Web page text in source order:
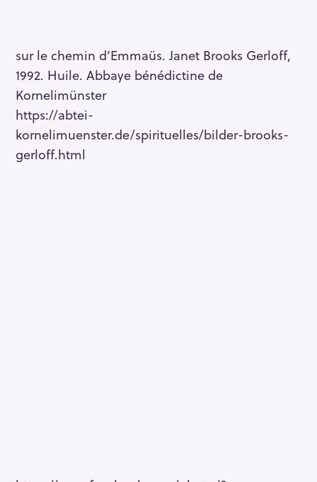
sur le chemin d’Emmaüs. Janet Brooks Gerloff,
1992. Huile. Abbaye bénédictine de
Kornelimünster
https://abtei-
kornelimuenster.de/spirituelles/bilder-brooks-
gerloff.html